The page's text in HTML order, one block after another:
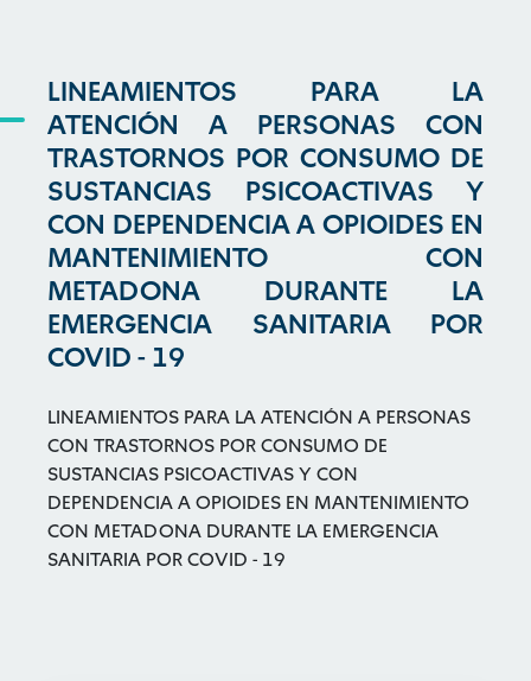
LINEAMIENTOS PARA LA
ATENCIÓN A PERSONAS CON
TRASTORNOS POR CONSUMO DE
SUSTANCIAS PSICOACTIVAS Y
CON DEPENDENCIA A OPIOIDES EN
MANTENIMIENTO CON
METADONA DURANTE LA
EMERGENCIA SANITARIA POR
COVID - 19
LINEAMIENTOS PARA LA ATENCIÓN A PERSONAS
CON TRASTORNOS POR CONSUMO DE
SUSTANCIAS PSICOACTIVAS Y CON
DEPENDENCIA A OPIOIDES EN MANTENIMIENTO
CON METADONA DURANTE LA EMERGENCIA
SANITARIA POR COVID - 19